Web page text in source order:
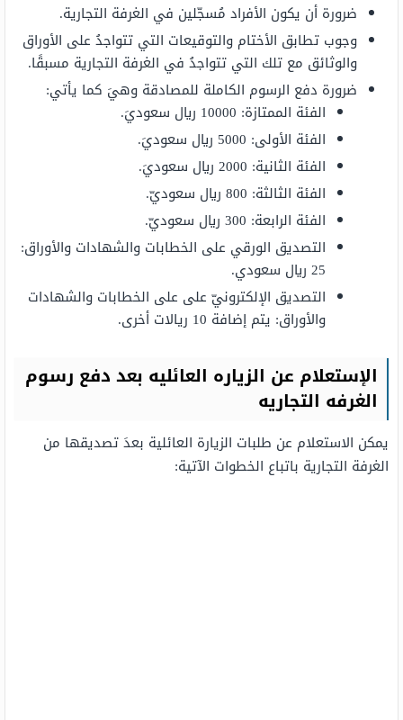
ضرورة أن يكون الأفراد مُسجّلين في الغرفة التجارية.
وجوب تطابق الأختام والتوقيعات التي تتواجدُ على الأوراق
والوثائق مع تلك التي تتواجدُ في الغرفة التجارية مسبقًا.
ضرورة دفع الرسوم الكاملة للمصادقة وهيَ كما يأتي:
الفئة الممتازة: 10000 ريال سعوديَ.
الفئة الأولى: 5000 ريال سعوديَ.
الفئة الثانية: 2000 ريال سعوديَ.
الفئة الثالثة: 800 ريال سعوديّ.
الفئة الرابعة: 300 ريال سعوديّ.
التصديق الورقي على الخطابات والشهادات والأوراق:
25 ريال سعودي.
التصديق الإلكترونيّ على على الخطابات والشهادات
والأوراق: يتم إضافة 10 ريالات أخرى.
الإستعلام عن الزياره العائليه بعد دفع رسوم
الغرفه التجاريه
يمكن الاستعلام عن طلبات الزيارة العائلية بعدَ تصديقها من
الغرفة التجارية باتباع الخطوات الآتية: